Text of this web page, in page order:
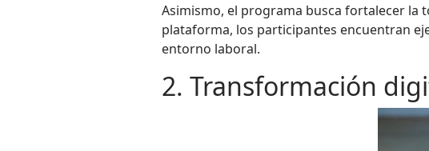
Asimismo, el programa busca fortalecer la
plataforma, los participantes encuentran
entorno laboral.
2. Transformación